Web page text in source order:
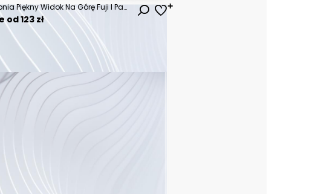
Fujiyoshida, Japonia Piękny Widok Na Górę Fuji I Pagodę Chureito O Zachodzie Słońca, Japonia Wiosną Z Kwiatami Wiśni
od 123 zł